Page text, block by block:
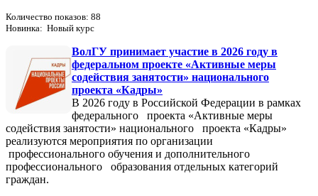
Количество показов: 88
Новинка: Новый курс
ВолГУ принимает участие в 2026 году в
федеральном проекте «Активные меры
содействия занятости» национального
проекта «Кадры»
В 2026 году в Российской Федерации в рамках
федерального проекта «Активные меры
содействия занятости» национального проекта «Кадры»
реализуются мероприятия по организации
профессионального обучения и дополнительного
профессионального образования отдельных категорий
граждан.